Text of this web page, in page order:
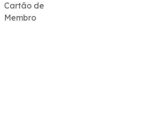
Cartão de
Membro